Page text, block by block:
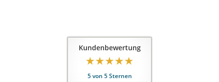
Kundenbewertung
5von 5Sternen